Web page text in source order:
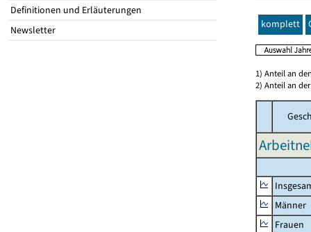
Definitionen und Erläuterungen
Newsletter
komplett
1) Anteil an
2) Anteil an
Männer
Frauen